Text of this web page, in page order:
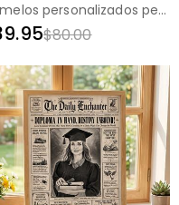
Gemelos personalizados personalizados con su propio patrón, diseño de logotipo, subir foto, regalo creativo para él
$80.00